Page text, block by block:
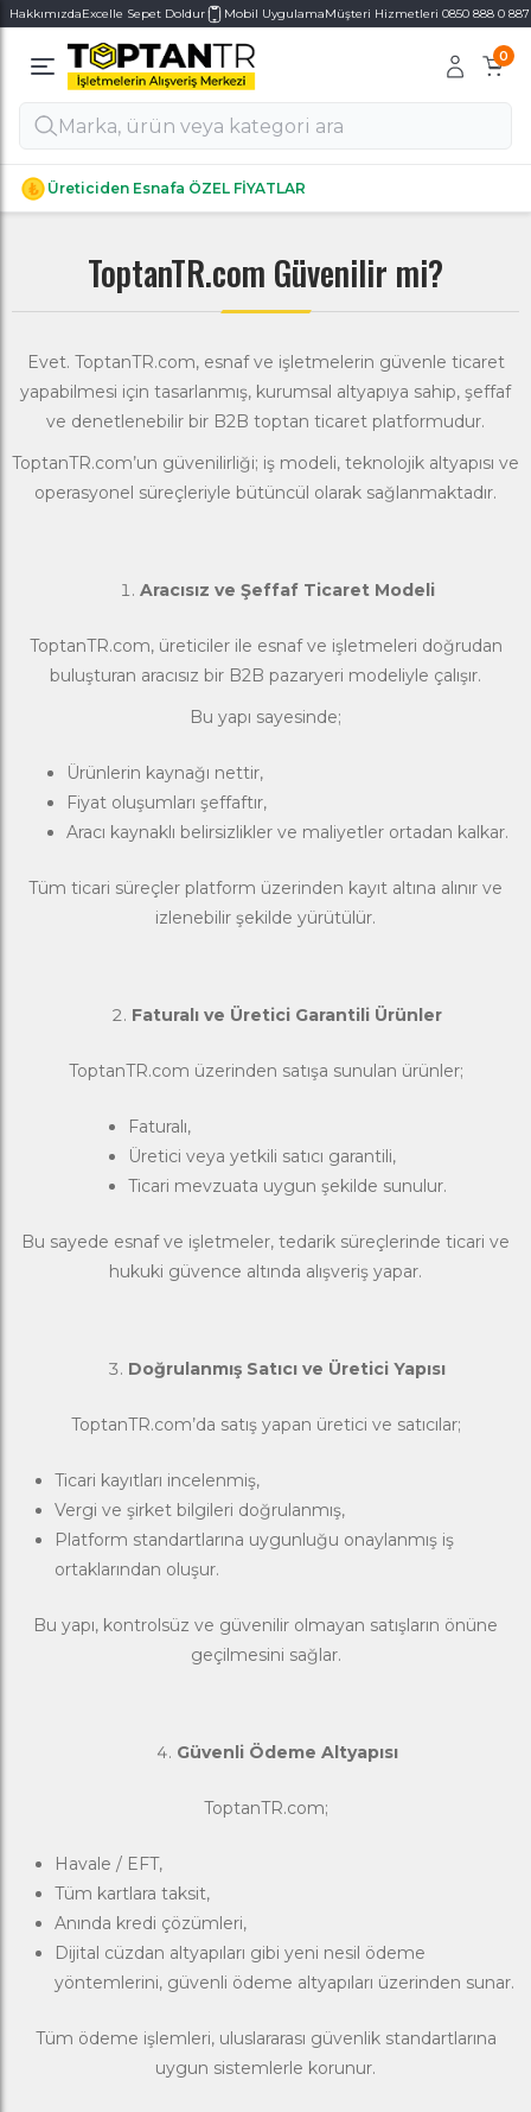
HakkımızdaExcelle Sepet Doldur Mobil UygulamaMüşteri Hizmetleri 0850 888 0 887
0
Üreticiden Esnafa ÖZEL FİYATLAR
Alt Kategoriler
Alt Kategoriler
ToptanTR.com Güvenilir mi?
Evet. ToptanTR.com, esnaf ve işletmelerin güvenle ticaret
yapabilmesi için tasarlanmış, kurumsal altyapıya sahip, şeffaf
ve denetlenebilir bir B2B toptan ticaret platformudur.
ToptanTR.com’un güvenilirliği; iş modeli, teknolojik altyapısı ve
operasyonel süreçleriyle bütüncül olarak sağlanmaktadır.
Aracısız ve Şeffaf Ticaret Modeli
ToptanTR.com, üreticiler ile esnaf ve işletmeleri doğrudan
buluşturan aracısız bir B2B pazaryeri modeliyle çalışır.
Bu yapı sayesinde;
Ürünlerin kaynağı nettir,
Fiyat oluşumları şeffaftır,
Aracı kaynaklı belirsizlikler ve maliyetler ortadan kalkar.
Tüm ticari süreçler platform üzerinden kayıt altına alınır ve
izlenebilir şekilde yürütülür.
Faturalı ve Üretici Garantili Ürünler
ToptanTR.com üzerinden satışa sunulan ürünler;
Faturalı,
Üretici veya yetkili satıcı garantili,
Ticari mevzuata uygun şekilde sunulur.
Bu sayede esnaf ve işletmeler, tedarik süreçlerinde ticari ve
hukuki güvence altında alışveriş yapar.
Doğrulanmış Satıcı ve Üretici Yapısı
ToptanTR.com’da satış yapan üretici ve satıcılar;
Ticari kayıtları incelenmiş,
Vergi ve şirket bilgileri doğrulanmış,
Platform standartlarına uygunluğu onaylanmış iş
ortaklarından oluşur.
Bu yapı, kontrolsüz ve güvenilir olmayan satışların önüne
geçilmesini sağlar.
Güvenli Ödeme Altyapısı
ToptanTR.com;
Havale / EFT,
Tüm kartlara taksit,
Anında kredi çözümleri,
Dijital cüzdan altyapıları gibi yeni nesil ödeme
yöntemlerini, güvenli ödeme altyapıları üzerinden sunar.
Tüm ödeme işlemleri, uluslararası güvenlik standartlarına
uygun sistemlerle korunur.